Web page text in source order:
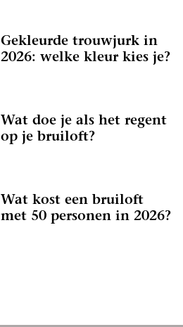
Gekleurde trouwjurk in
2026: welke kleur kies je?
Wat doe je als het regent
op je bruiloft?
Wat kost een bruiloft
met 50 personen in 2026?